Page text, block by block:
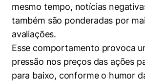
mesmo tempo, notícias
também são ponderadas por
avaliações.
Esse comportamento provoca
pressão nos preços das ações
para baixo, conforme o humor